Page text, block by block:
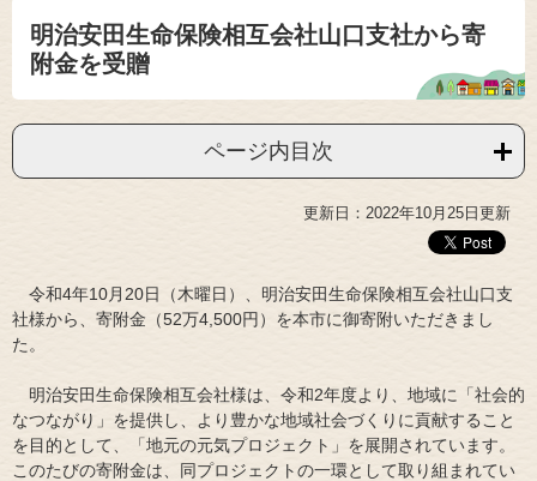
明治安田生命保険相互会社山口支社から寄
附金を受贈
ページ内目次
更新日：2022年10月25日更新
令和4年10月20日（木曜日）、明治安田生命保険相互会社山口支
社様から、寄附金（52万4,500円）を本市に御寄附いただきまし
た。
明治安田生命保険相互会社様は、令和2年度より、地域に「社会的
なつながり」を提供し、より豊かな地域社会づくりに貢献すること
を目的として、「地元の元気プロジェクト」を展開されています。
このたびの寄附金は、同プロジェクトの一環として取り組まれてい